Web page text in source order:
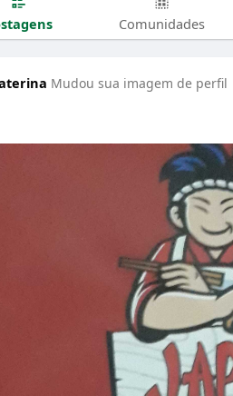
Comunidades
Mudou sua imagem de perfil